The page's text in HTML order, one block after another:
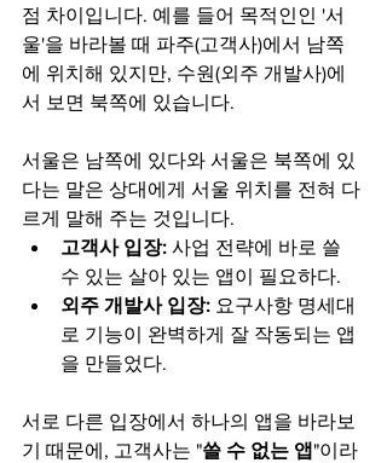
점 차이입니다. 예를 들어 목적인인 '서
울'을 바라볼 때 파주(고객사)에서 남쪽
에 위치해 있지만, 수원(외주 개발사)에
서 보면 북쪽에 있습니다.
서울은 남쪽에 있다와 서울은 북쪽에 있
다는 말은 상대에게 서울 위치를 전혀 다
르게 말해 주는 것입니다.
고객사 입장: 사업 전략에 바로 쓸
수 있는 살아 있는 앱이 필요하다.
외주 개발사 입장: 요구사항 명세대
로 기능이 완벽하게 잘 작동되는 앱
을 만들었다.
서로 다른 입장에서 하나의 앱을 바라보
기 때문에, 고객사는 "쓸 수 없는 앱 "이라